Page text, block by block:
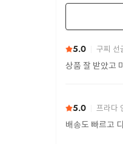
5.0 구찌 선
상품 잘 받았고
5.0 프라다
배송도 빠르고